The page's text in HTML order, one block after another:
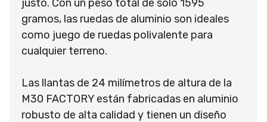
justo. Con un peso total de sólo 1595
gramos, las ruedas de aluminio son ideales
como juego de ruedas polivalente para
cualquier terreno.
Las llantas de 24 milímetros de altura de la
M30 FACTORY están fabricadas en aluminio
robusto de alta calidad y tienen un diseño